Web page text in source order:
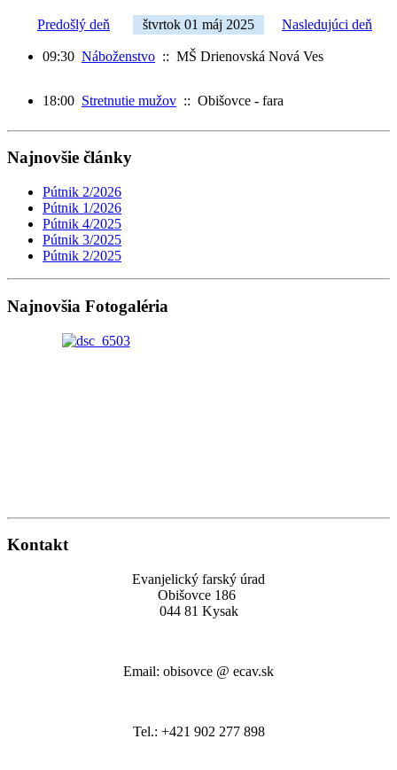
Predošlý deň štvrtok 01 máj 2025 Nasledujúci deň
09:30 Náboženstvo :: MŠ Drienovská Nová Ves
18:00 Stretnutie mužov :: Obišovce - fara
Najnovšie články
Pútnik 2/2026
Pútnik 1/2026
Pútnik 4/2025
Pútnik 3/2025
Pútnik 2/2025
Najnovšia Fotogaléria
Kontakt
Evanjelický farský úrad
Obišovce 186
044 81 Kysak
Email: obisovce @ ecav.sk
Tel.: +421 902 277 898